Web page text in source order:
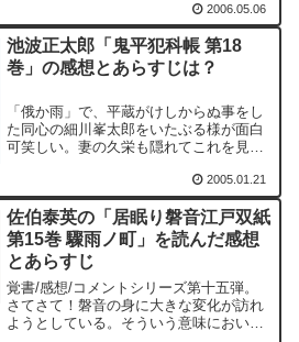
藤新宿」がエッセー。そして、「看板」
が鬼平犯科帳関連である。「恥」と「へ
そ五郎騒動」は「真田騒動...
2006.05.06
池波正太郎「鬼平犯科帳 第18
巻」の感想とあらすじは？
「俄か雨」で、平蔵がけしからぬ事をし
た同心の細川峯太郎をいたぶる様が面白
可笑しい。妻の久栄も隠れてこれを見守
うーんと気絶してしまう細川峯太郎。
2005.01.21
佐伯泰英の「居眠り磐音江戸双紙
第15巻 驟雨ノ町」を読んだ感想
とあらすじ
覚書/感想/コメントシリーズ第十五弾。
さてさて！磐音の身に大きな変化が訪れ
ようとしている。そういう意味におい